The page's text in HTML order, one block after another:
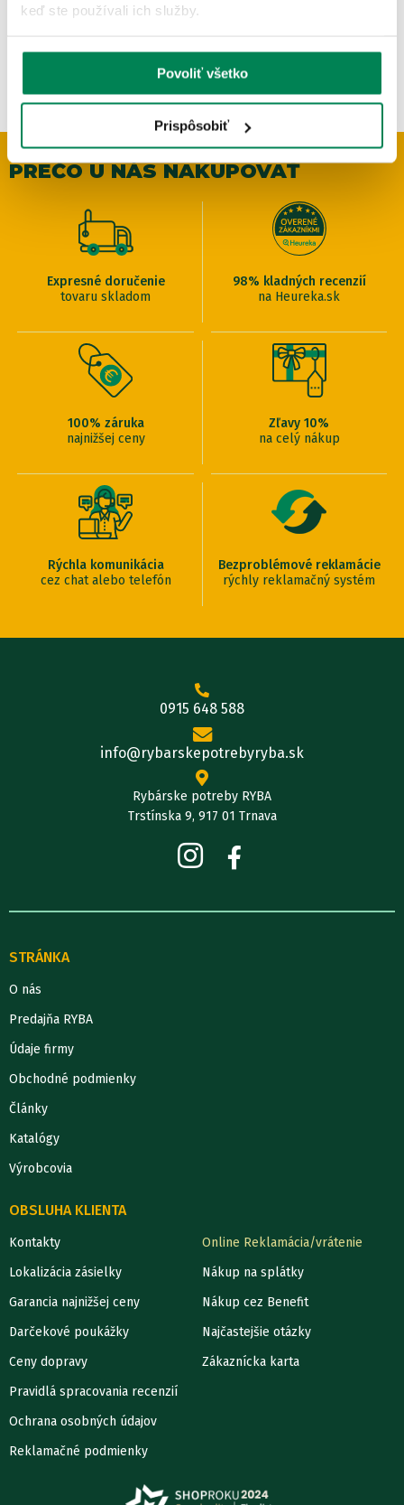
keď ste používali ich služby.
Povoliť všetko
Prispôsobiť
PREČO U NÁS NAKUPOVAŤ
Expresné doručenie
tovaru skladom
98% kladných recenzií
na Heureka.sk
100% záruka
najnižšej ceny
Zľavy 10%
na celý nákup
Rýchla komunikácia
cez chat alebo telefón
Bezproblémové reklamácie
rýchly reklamačný systém
0915 648 588
info@rybarskepotrebyryba.sk
Rybárske potreby RYBA
Trstínska 9, 917 01 Trnava
STRÁNKA
O nás
Predajňa RYBA
Údaje firmy
Obchodné podmienky
Články
Katalógy
Výrobcovia
OBSLUHA KLIENTA
Kontakty
Lokalizácia zásielky
Garancia najnižšej ceny
Darčekové poukážky
Ceny dopravy
Pravidlá spracovania recenzií
Ochrana osobných údajov
Reklamačné podmienky
Online Reklamácia/vrátenie
Nákup na splátky
Nákup cez Benefit
Najčastejšie otázky
Zákaznícka karta